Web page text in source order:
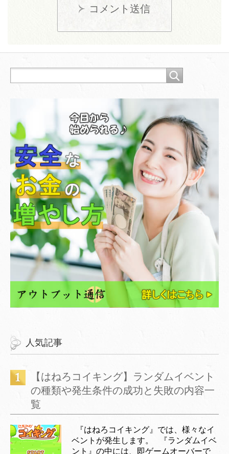
コメント送信
人気記事
【はねろコイキング】ランダムイベント
の種類や発生条件の成功と失敗の内容一
覧
『はねろコイキング』では、様々なイ
ベントが発生します。 『ランダムイベ
ント』の中には、即ゲームオーバーで